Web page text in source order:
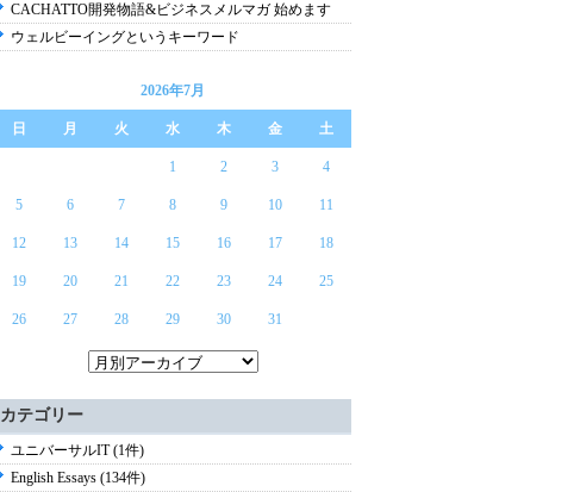
CACHATTO開発物語&ビジネスメルマガ 始めます
ウェルビーイングというキーワード
2026年7月
日 月 火 水 木 金 土
1 2 3 4
5 6 7 8 9 10 11
12 13 14 15 16 17 18
19 20 21 22 23 24 25
26 27 28 29 30 31
カテゴリー
ユニバーサルIT (1件)
English Essays (134件)